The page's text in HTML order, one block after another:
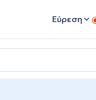
Εύρεση